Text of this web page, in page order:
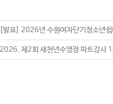
[발표] 2026년 수원여자단기청소년
2026. 제2회 새천년수영장 파트강사